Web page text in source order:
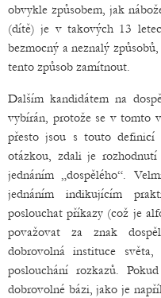
obvykle způsobem, jak
(dítě) je v takových 13
bezmocný a neznalý
tento způsob zamítnout.
Dalším kandidátem na
vybírán, protože se v tomto
přesto jsou s touto definicí
otázkou, zdali je
jednáním „dospělého“.
jednáním indikujícím
poslouchat příkazy (což je
považovat za znak
dobrovolná instituce
poslouchání rozkazů.
dobrovolné bázi, jako je